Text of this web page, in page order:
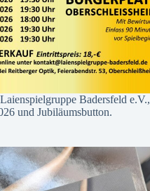
Badersfeld e.V.,
und Jubiläumsbutton.